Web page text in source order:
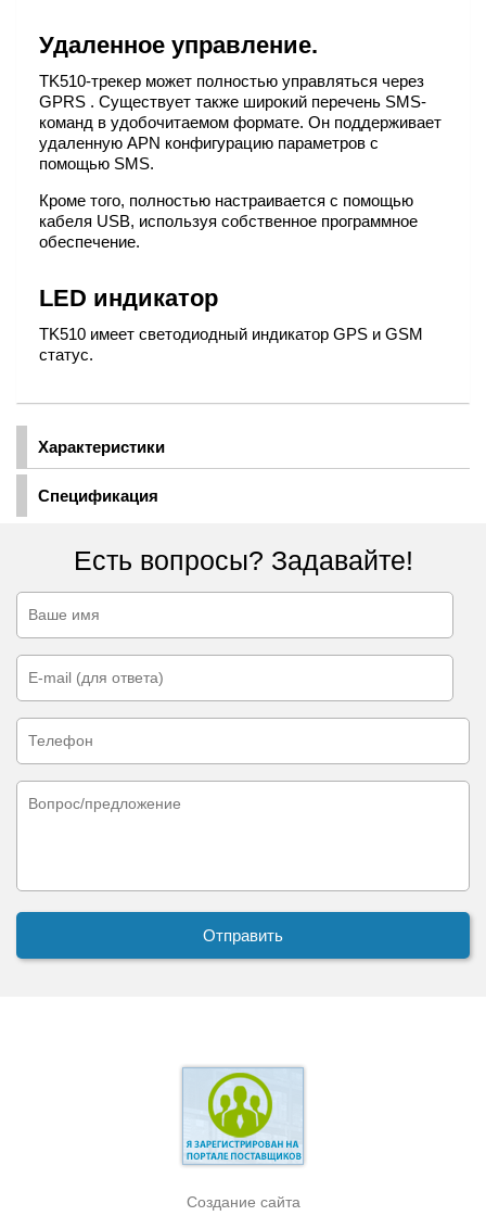
Характеристики
Спецификация
Удаленное управление.
TK510-трекер может полностью управляться через
GPRS . Существует также широкий перечень SMS-
команд в удобочитаемом формате. Он поддерживает
удаленную APN конфигурацию параметров с
помощью SMS.
Кроме того, полностью настраивается с помощью
кабеля USB, используя собственное программное
обеспечение.
LED индикатор
TK510 имеет светодиодный индикатор GPS и GSM
статус.
Есть вопросы? Задавайте!
Создание сайта